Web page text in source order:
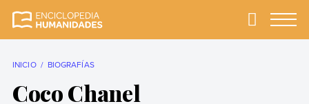
completa y más
Primary
INICIO BIOGRAFÍAS
Coco Chanel